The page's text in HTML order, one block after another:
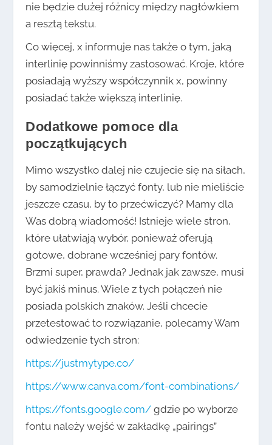
nie będzie dużej różnicy między nagłówkiem
a resztą tekstu.
Co więcej, x informuje nas także o tym, jaką
interlinię powinniśmy zastosować. Kroje, które
posiadają wyższy współczynnik x, powinny
posiadać także większą interlinię.
Dodatkowe pomoce dla
początkujących
Mimo wszystko dalej nie czujecie się na siłach,
by samodzielnie łączyć fonty, lub nie mieliście
jeszcze czasu, by to przećwiczyć? Mamy dla
Was dobrą wiadomość! Istnieje wiele stron,
które ułatwiają wybór, ponieważ oferują
gotowe, dobrane wcześniej pary fontów.
Brzmi super, prawda? Jednak jak zawsze, musi
być jakiś minus. Wiele z tych połączeń nie
posiada polskich znaków. Jeśli chcecie
przetestować to rozwiązanie, polecamy Wam
odwiedzenie tych stron:
https://justmytype.co/
https://www.canva.com/font-combinations/
https://fonts.google.com/ gdzie po wyborze
fontu należy wejść w zakładkę „pairings”